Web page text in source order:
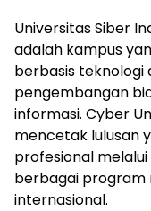
Universitas Siber
adalah kampus
berbasis teknologi
pengembangan
informasi. Cyber
mencetak lulusan
profesional
berbagai program
internasional.